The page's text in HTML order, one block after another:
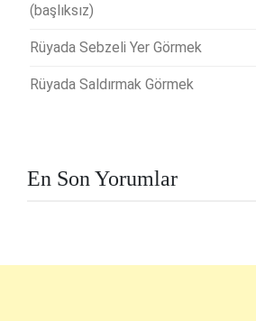
(başlıksız)
Rüyada Sebzeli Yer Görmek
Rüyada Saldırmak Görmek
En Son Yorumlar